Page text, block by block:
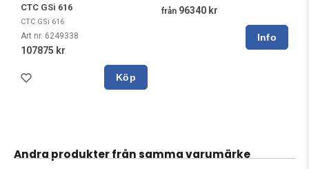
CTC GSi 616
CTC GSi 616
Art nr. 6249338
107875 kr
Köp
från 96340 kr
Andra produkter från samma varumärke